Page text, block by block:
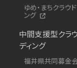
ゆめ・まちクラウ
ング
中間支援型クラ
ディング
福井県共同募金